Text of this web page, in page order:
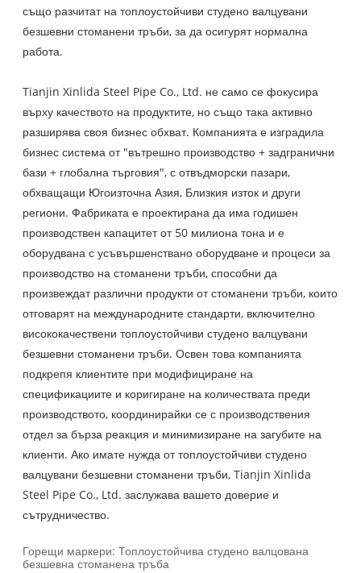
също разчитат на топлоустойчиви студено валцувани
безшевни стоманени тръби, за да осигурят нормална
работа.
Tianjin Xinlida Steel Pipe Co., Ltd. не само се фокусира
върху качеството на продуктите, но също така активно
разширява своя бизнес обхват. Компанията е изградила
бизнес система от "вътрешно производство + задгранични
бази + глобална търговия", с отвъдморски пазари,
обхващащи Югоизточна Азия, Близкия изток и други
региони. Фабриката е проектирана да има годишен
производствен капацитет от 50 милиона тона и е
оборудвана с усъвършенствано оборудване и процеси за
производство на стоманени тръби, способни да
произвеждат различни продукти от стоманени тръби, които
отговарят на международните стандарти, включително
висококачествени топлоустойчиви студено валцувани
безшевни стоманени тръби. Освен това компанията
подкрепя клиентите при модифициране на
спецификациите и коригиране на количествата преди
производството, координирайки се с производствения
отдел за бърза реакция и минимизиране на загубите на
клиенти. Ако имате нужда от топлоустойчиви студено
валцувани безшевни стоманени тръби, Tianjin Xinlida
Steel Pipe Co., Ltd. заслужава вашето доверие и
сътрудничество.
Горещи маркери: Топлоустойчива студено валцована
безшевна стоманена тръба